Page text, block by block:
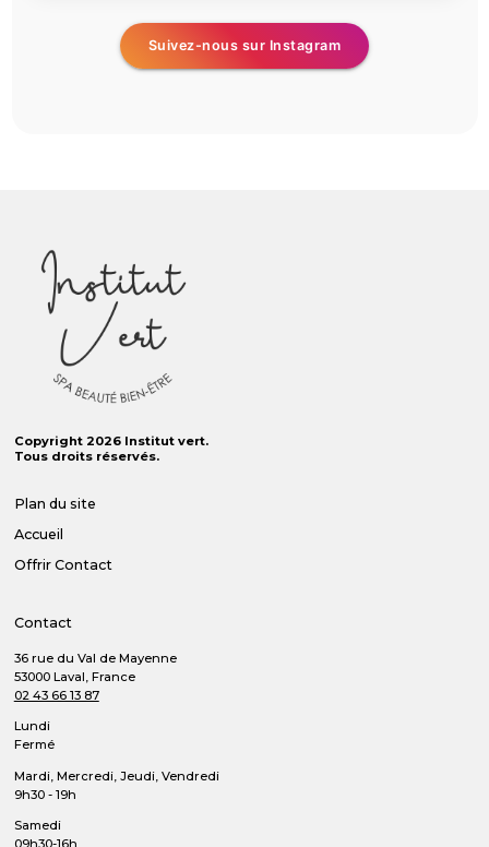
Suivez-nous sur Instagram
Copyright 2026 Institut vert.
Tous droits réservés.
Plan du site
Accueil
Offrir Contact
Contact
36 rue du Val de Mayenne
53000 Laval, France
02 43 66 13 87
Lundi
Fermé
Mardi, Mercredi, Jeudi, Vendredi
9h30 - 19h
Samedi
09h30-16h